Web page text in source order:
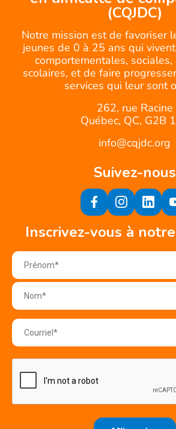
(CQJDC)
Notre mission est de favoriser
jeunes de 0 à 25 ans qui
comportementales,
scolaires, et de faire
services qui leur sont
262, rue Racine
Québec, QC, G2B
info@cqjdc.org
Suivez-nous
Inscrivez-vous à